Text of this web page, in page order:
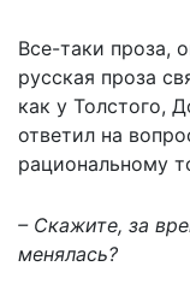
Все-таки проза,
русская проза
как у Толстого,
ответил на
рациональному
– Скажите, за
менялась?